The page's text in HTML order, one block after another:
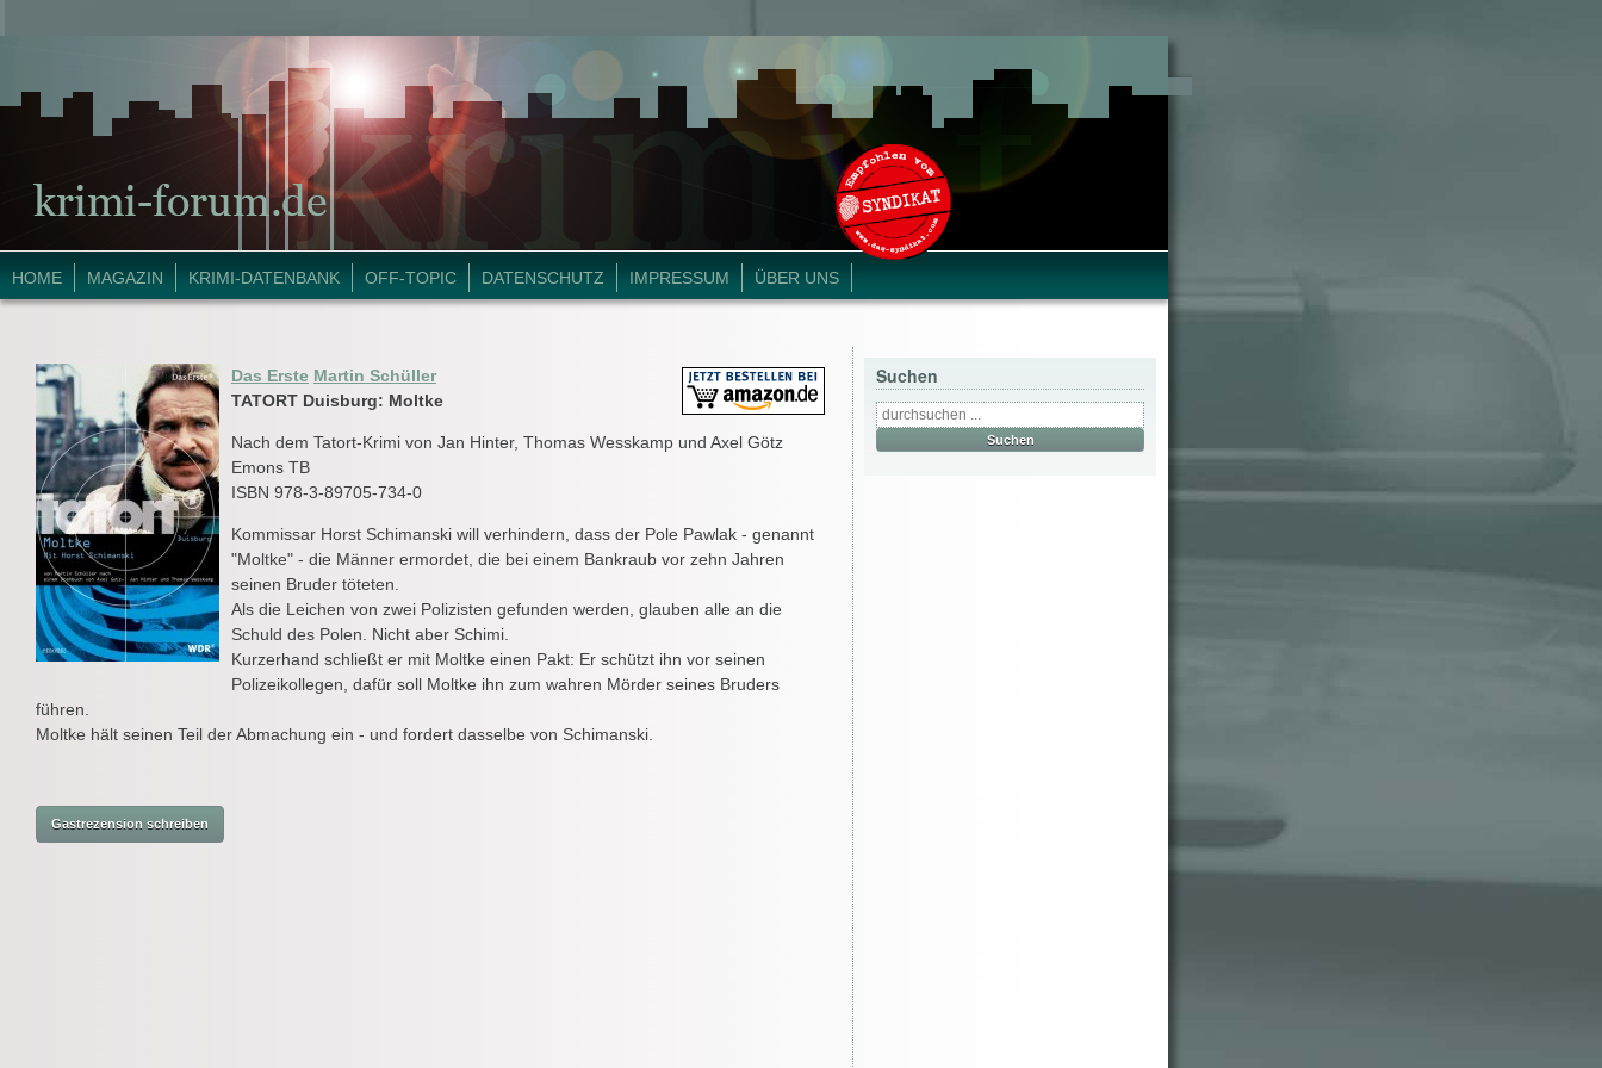
HOME MAGAZIN KRIMI-DATENBANK OFF-TOPIC DATENSCHUTZ IMPRESSUM ÜBER UNS
Das Erste Martin Schüller
TATORT Duisburg: Moltke
Nach dem Tatort-Krimi von Jan Hinter, Thomas Wesskamp und Axel Götz
Emons TB
ISBN 978-3-89705-734-0
Kommissar Horst Schimanski will verhindern, dass der Pole Pawlak - genannt
"Moltke" - die Männer ermordet, die bei einem Bankraub vor zehn Jahren
seinen Bruder töteten.
Als die Leichen von zwei Polizisten gefunden werden, glauben alle an die
Schuld des Polen. Nicht aber Schimi.
Kurzerhand schließt er mit Moltke einen Pakt: Er schützt ihn vor seinen
Polizeikollegen, dafür soll Moltke ihn zum wahren Mörder seines Bruders
führen.
Moltke hält seinen Teil der Abmachung ein - und fordert dasselbe von Schimanski.
Suchen